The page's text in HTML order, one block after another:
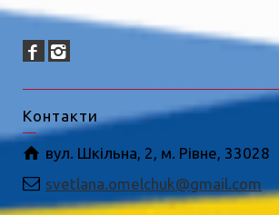
Контакти
вул. Шкільна, 2, м. Рівне, 33028
svetlana.omelchuk@gmail.com